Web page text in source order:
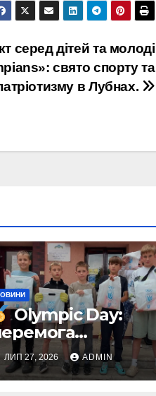
серед дітей та молоді
свято спорту та
в Лубнах.
Olympic Day:
з
кроку
ЛИП 27, 2026 ADMIN